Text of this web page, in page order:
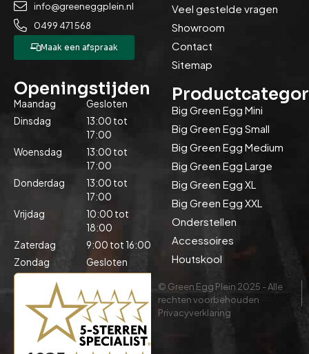
info@greeneggplein.nl
0499 471 568
Maak een afspraak
Openingstijden
Maandag
Gesloten
Dinsdag
13:00 tot
17:00
Woensdag
13:00 tot
17:00
Donderdag
13:00 tot
17:00
Vrijdag
10:00 tot
18:00
Zaterdag
9:00 tot 16:00
Zondag
Gesloten
Veel gestelde vragen
Showroom
Contact
Sitemap
Big Green Egg Mini
Big Green Egg Small
Big Green Egg Medium
Big Green Egg Large
Big Green Egg XL
Big Green Egg XXL
Onderstellen
Accessoires
Houtskool
© Green Egg Plein 2025 - Alle
rechten voorbehouden
Privacyverklaring